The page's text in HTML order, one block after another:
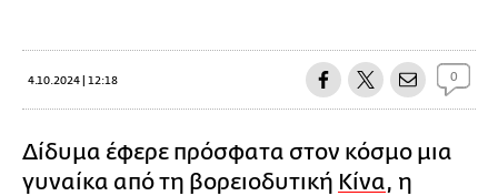
4.10.2024 | 12:18 0
Δίδυμα έφερε πρόσφατα στον κόσμο μια
γυναίκα από τη βορειοδυτική Κίνα, η